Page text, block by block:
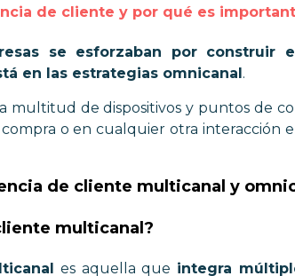
de cliente y por qué es
se esforzaban por construir
en las estrategias omnicanal .
multitud de dispositivos y puntos de
o en cualquier otra interacción
de cliente multicanal y
multicanal?
es aquella que integra